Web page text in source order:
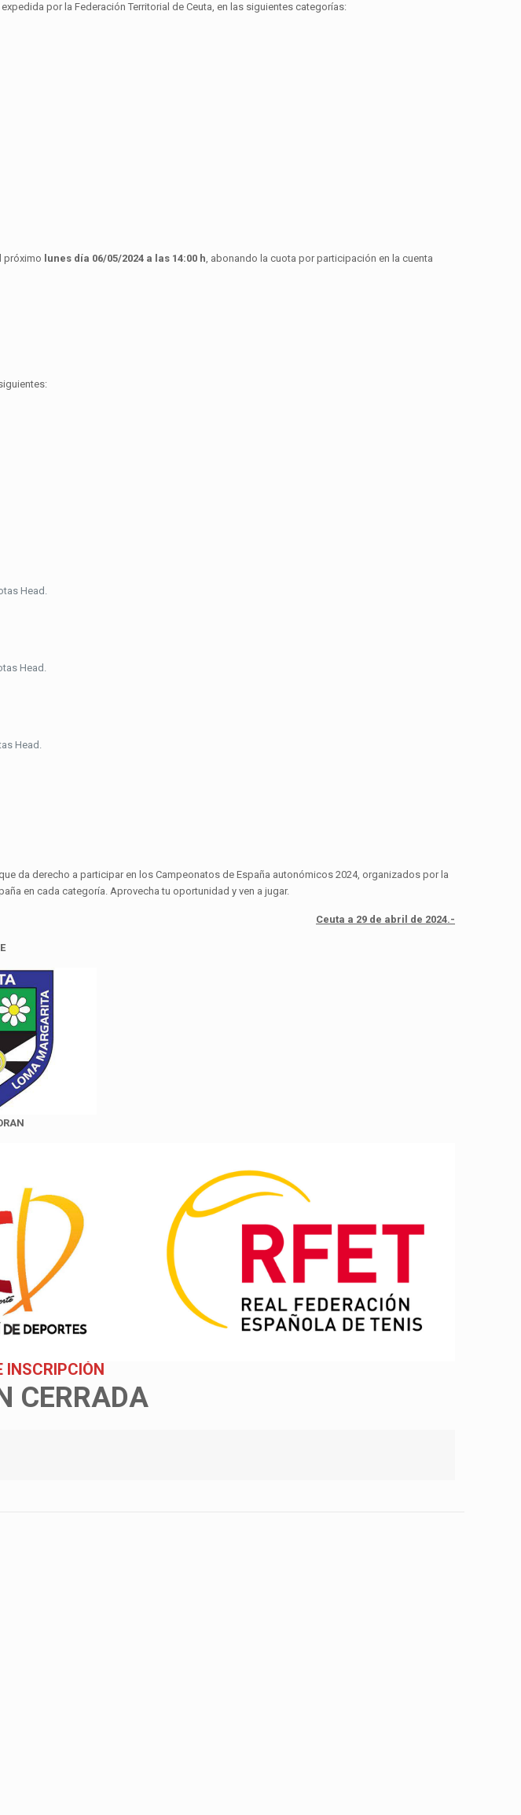
por la Federación Territorial de Ceuta, en las siguientes categorías:
próximo lunes día 06/05/2024 a las 14:00 h, abonando la cuota por participación en la cuenta
Head.
Head.
Head.
da derecho a participar en los Campeonatos de España autonómicos 2024, organizados por la
en cada categoría. Aprovecha tu oportunidad y ven a jugar.
Ceuta a 29 de abril de 2024.-
INSCRIPCIÓN
CERRADA